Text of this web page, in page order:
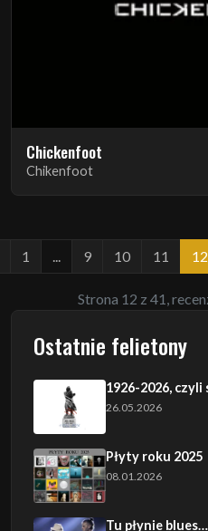
Chickenfoot
Chikenfoot
1 9 10 11 12
Strona 12 z 41,
Ostatnie felietony
1926-2026,
26.05.2026
Płyty roku 2025
08.01.2026
Tu płynie blues…